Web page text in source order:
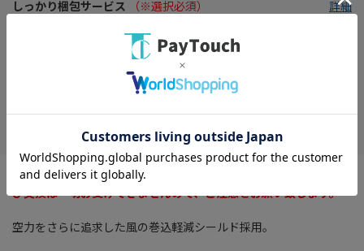
しっかり梱包サービス （※選択必須） 詳細
お気に入り
お客様による誤ったサイズやカラーの商品購入に関して、返品及
び交換は一切お受けできませんので、ご注意をお願い致します。
空力をさらに追求した風の巻込軽減シールド採用。